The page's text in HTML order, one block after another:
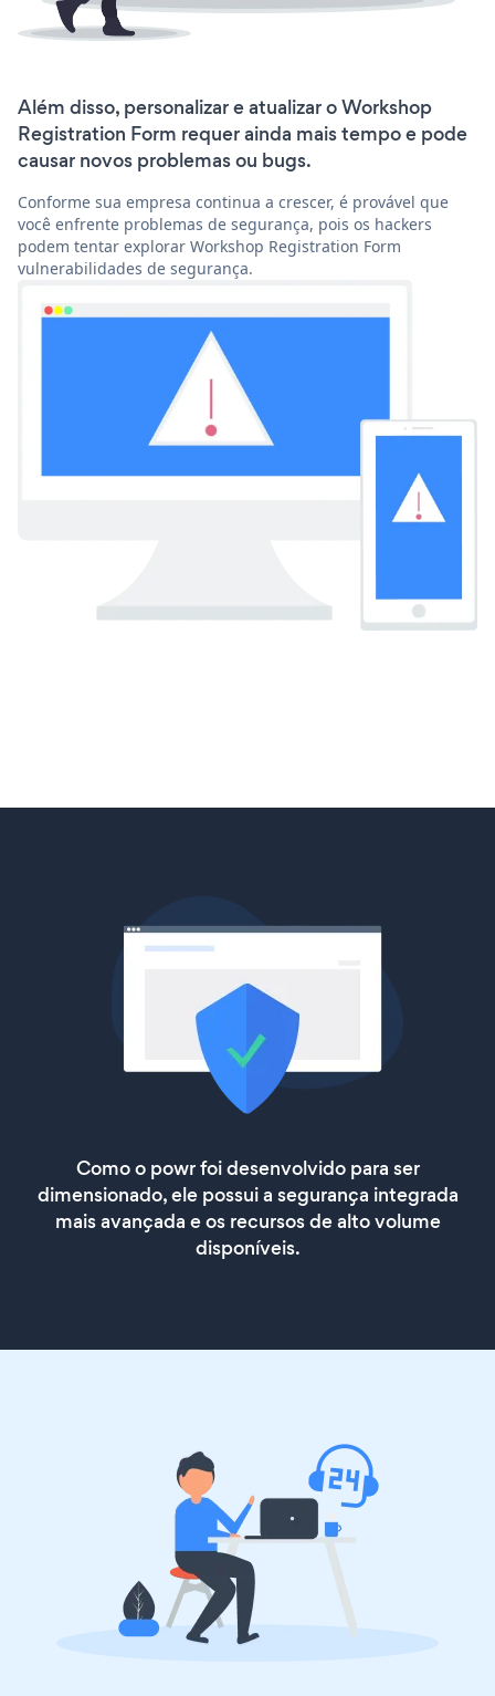
Além disso, personalizar e atualizar o Workshop
Registration Form requer ainda mais tempo e pode
causar novos problemas ou bugs.
Conforme sua empresa continua a crescer, é provável que
você enfrente problemas de segurança, pois os hackers
podem tentar explorar Workshop Registration Form
vulnerabilidades de segurança.
Como o powr foi desenvolvido para ser
dimensionado, ele possui a segurança integrada
mais avançada e os recursos de alto volume
disponíveis.